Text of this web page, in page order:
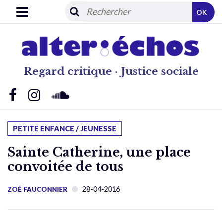
Regard critique · Justice sociale
OK
PETITE ENFANCE / JEUNESSE
Sainte Catherine, une place
convoitée de tous
ZOÉ FAUCONNIER 28-04-2016